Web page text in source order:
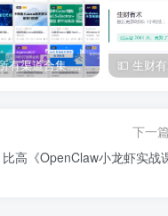
IT类所有渠道合集 持续日更，目前近四千多条资源 年费用户微信私信获取权限
下一篇
比高《OpenClaw小龙虾实战